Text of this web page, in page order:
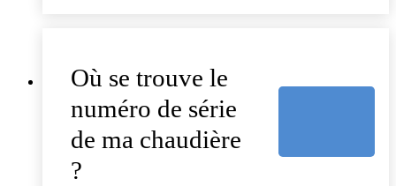
Où se trouve le
numéro de série
de ma chaudière
?